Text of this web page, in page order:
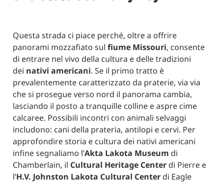
Questa strada ci piace perché, oltre a offrire
panorami mozzafiato sul fiume Missouri, consente
di entrare nel vivo della cultura e delle tradizioni
dei nativi americani. Se il primo tratto è
prevalentemente caratterizzato da praterie, via via
che si prosegue verso nord il panorama cambia,
lasciando il posto a tranquille colline e aspre cime
calcaree. Possibili incontri con animali selvaggi
includono: cani della prateria, antilopi e cervi. Per
approfondire storia e cultura dei nativi americani
infine segnaliamo l’Akta Lakota Museum di
Chamberlain, il Cultural Heritage Center di Pierre e
l’H.V. Johnston Lakota Cultural Center di Eagle